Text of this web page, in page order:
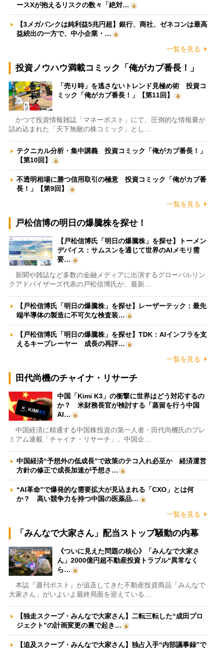
ースXが抱えるリスクの数々「絶対…
【3メガバンクは純利益5兆円超】銀行、商社、ゼネコンは最高
益続出の一方で、中小企業・…
一覧を見る
投資ノウハウ満載コミック「俺がカブ番長！」
「売り時」を逃さないトレンド見極め術 投資コ
ミック「俺がカブ番長！」【第11回】
かつて投資情報雑誌「マネーポスト」にて、圧倒的な情報量が
詰め込まれた「天下無敵の株コミック」とし…
テクニカル分析・集中講義 投資コミック「俺がカブ番長！」
【第10回】
不透明相場に勝つ信用取引の極意 投資コミック「俺がカブ番
長！」【第9回】
一覧を見る
戸松信博の明日の爆騰株を探せ！
【戸松信博氏「明日の爆騰株」を探せ】トーメン
デバイス：サムスンを通じて世界のAIメモリ需
要…
新聞や雑誌など多数の金融メディアに出演するグローバルリン
クアドバイザーズ代表の戸松信博氏が、最新…
【戸松信博氏「明日の爆騰株」を探せ】レーザーテック：最先
端半導体の製造に不可欠な検査装…
【戸松信博氏「明日の爆騰株」を探せ】TDK：AIインフラを支
えるキープレーヤー 成長の再評…
一覧を見る
田代尚機のチャイナ・リサーチ
中国「Kimi K3」の衝撃に世界はどう対応するの
か？ 米財務長官が検討する「蒸留を行う中国
AI…
中国経済に精通する中国株投資の第一人者・田代尚機氏のプレ
ミアム連載「チャイナ・リサーチ」。中国企…
中国経済“予想外の低成長”で政策のテコ入れ必至か 経済運営
方針の修正で成長加速が予想さ…
“AI革命”で爆発的な需要拡大が見込まれる「CXO」とは何
か？ 高い競争力を持つ中国の医薬品…
一覧を見る
「みんなで大家さん」配当ストップ騒動の内幕
《ついに見えた問題の核心》「みんなで大家さ
ん」2000億円超不動産投資トラブル“異常なく
ら…
本誌『週刊ポスト』が追及してきた不動産投資商品「みんなで
大家さん」がいよいよ最終局面を迎えている…
【独走スクープ・みんなで大家さん】二転三転した“成田プロ
ジェクト”の計画変更の裏で起き…
【追及スクープ・みんなで大家さん】独占入手“内部議事録”で